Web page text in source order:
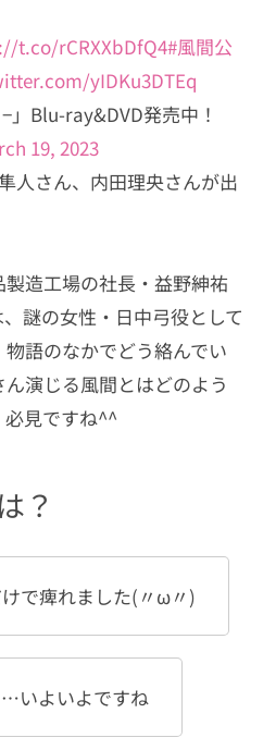
t.co/rCRXXbDfQ4#風間公
yIDKu3DTEq
Blu-ray&DVD発売中！
19, 2023
人さん、内田理央さんが出
造工場の社長・益野紳祐
謎の女性・日中弓役として
語のなかでどう絡んでい
演じる風間とはどのよう
必見ですね^^
？
で痺れました(〃ω〃)
いよいよですね